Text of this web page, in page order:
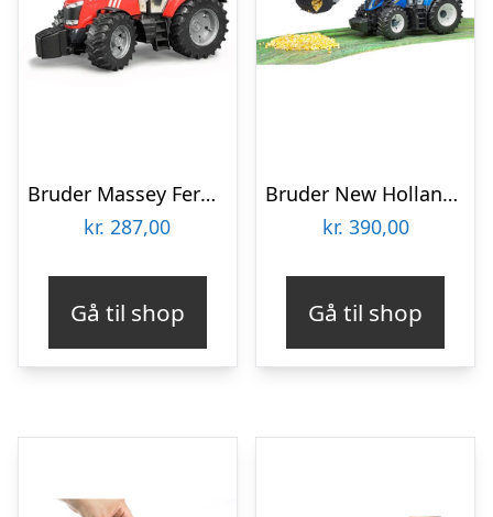
Bruder Massey Ferguson 7624 traktor legetøj
kr. 287,00
Gå til shop
Bruder New Holland T7.315 traktor med frontlæsser legetøj
kr. 390,00
Gå til shop